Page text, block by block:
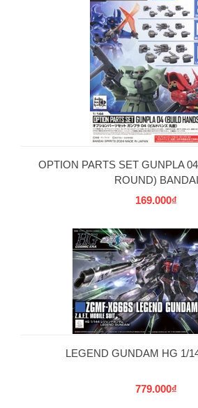
OPTION PARTS SET GUNPLA
ROUND) BANDAI
169.000₫
LEGEND GUNDAM HG 1/
779.000₫